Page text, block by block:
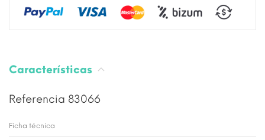
Características
Referencia 83066
Ficha técnica